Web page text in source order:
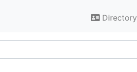
Directory